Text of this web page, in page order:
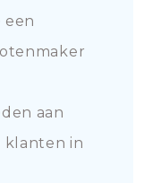
een
aan
klanten in